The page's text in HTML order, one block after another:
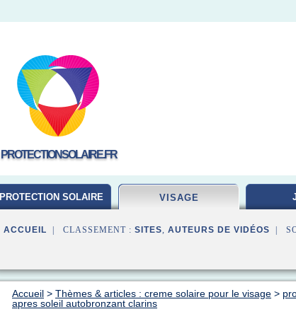
PROTECTIONSOLAIRE.FR
PROTECTION SOLAIRE VISAGE
ACCUEIL | CLASSEMENT : SITES, AUTEURS DE VIDÉOS |
Accueil > Thèmes & articles : creme solaire pour le visage >
apres soleil autobronzant clarins